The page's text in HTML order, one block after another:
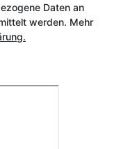
Daten an
werden. Mehr